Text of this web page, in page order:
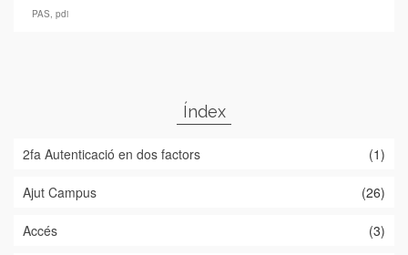
PAS, pdi
Índex
2fa Autenticació en dos factors (1)
Ajut Campus (26)
Accés (3)